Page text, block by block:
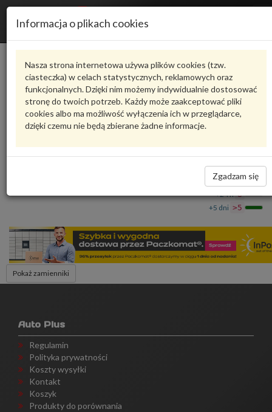
Informacja o plikach cookies
Nasza strona internetowa używa plików cookies (tzw.
ciasteczka) w celach statystycznych, reklamowych oraz
funkcjonalnych. Dzięki nim możemy indywidualnie dostosować
stronę do twoich potrzeb. Każdy może zaakceptować pliki
cookies albo ma możliwość wyłączenia ich w przeglądarce,
dzięki czemu nie będą zbierane żadne informacje.
Zgadzam się
Karta produktu
9A713323701VAG
VAG - produkt oryginalny VW AUDI SEAT SKODA
Uszczelka 9A713323701 VAG
99,33 zł
Dostępność
Wrocław 0
+24 h 8
+5 dni >5
Pokaż zamienniki
Auto Plus
Regulamin
Polityka prywatności
Koszty wysyłki
Kontakt
Koszyk
Produkty do porównania